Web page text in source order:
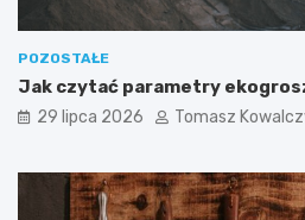
POZOSTAŁE
Jak czytać parametry
29 lipca 2026 Tomasz